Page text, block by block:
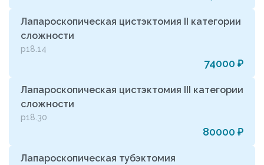
Лапароскопическая цистэктомия II категории
сложности
р18.14
74000 ₽
Лапароскопическая цистэктомия III категории
сложности
р18.30
80000 ₽
Лапароскопическая тубэктомия